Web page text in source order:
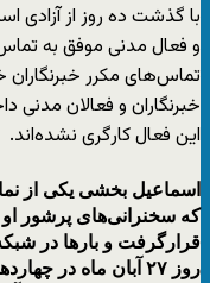
با گذشت ده روز از آزادی
و فعال مدنی موفق به
تماس‌های مکرر خبرنگاران
خبرنگاران و فعالان مدنی
این فعال کارگری نشده‌اند.
اسماعیل بخشی یکی از
که سخنرانی‌های پرشور
قرارگرفت و بارها در
روز ۲۷ آبان ماه در